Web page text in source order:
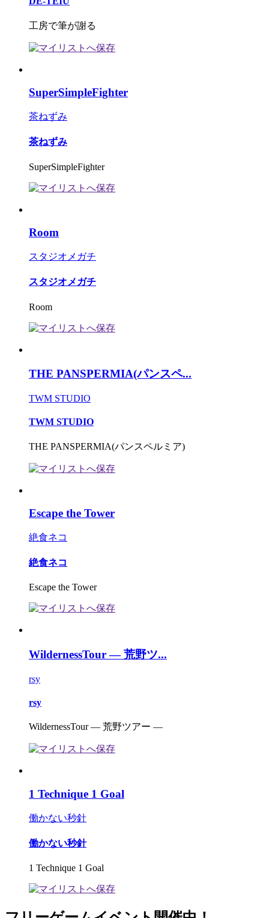
工房で筆が謝る
SuperSimpleFighter
茶ねずみ
茶ねずみ
SuperSimpleFighter
Room
スタジオメガチ
スタジオメガチ
Room
THE PANSPERMIA(パンスペ...
TWM STUDIO
TWM STUDIO
THE PANSPERMIA(パンスペルミア)
Escape the Tower
絶食ネコ
絶食ネコ
Escape the Tower
WildernessTour ― 荒野ツ...
rsy
rsy
WildernessTour ― 荒野ツアー ―
1 Technique 1 Goal
働かない秒針
働かない秒針
1 Technique 1 Goal